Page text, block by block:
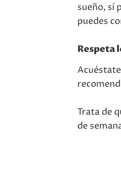
sueño, sí
puedes
Respeta
Trata de
de